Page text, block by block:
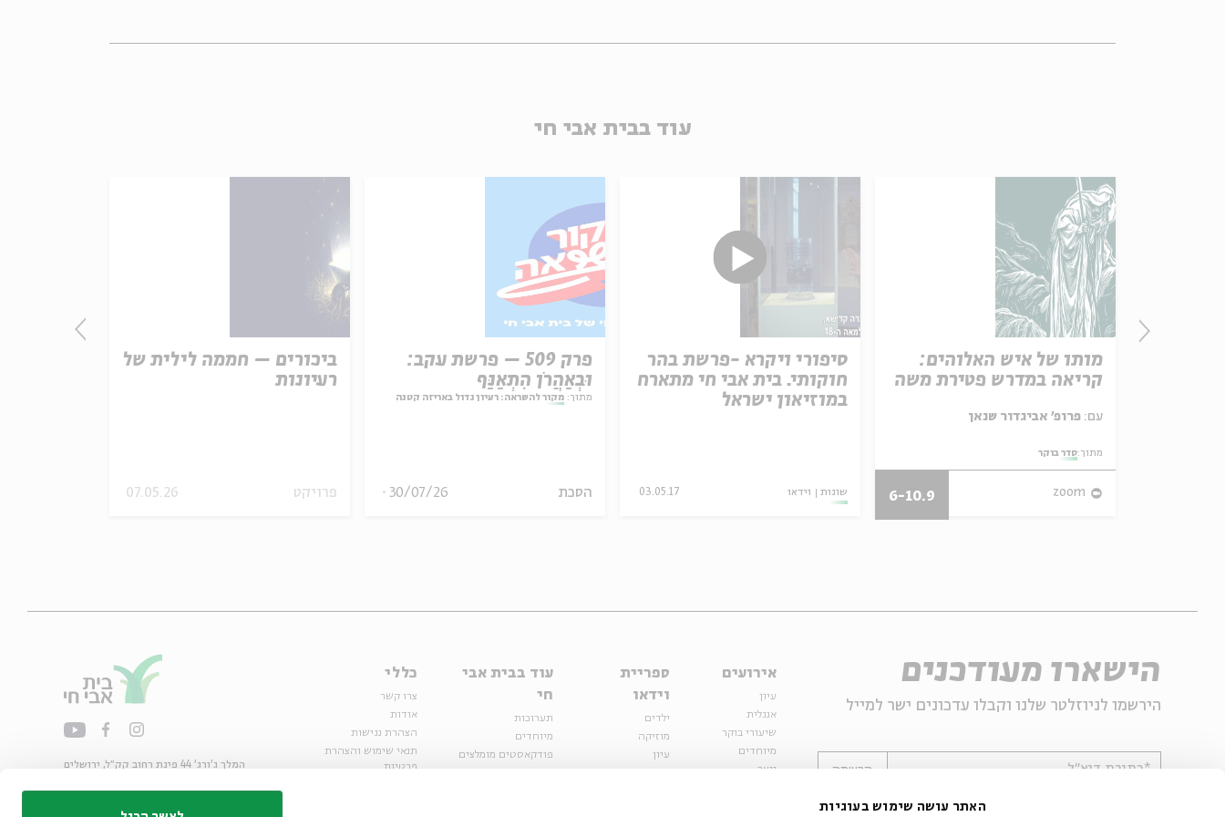
האתר עושה שימוש בעוגיות
עוד בבית אבי חי
ביכורים – חממה לילית של
רעיונות
פרויקט 07.05.26
פרק 509 – פרשת עקב:
וּבְאַהֲרֹן הִתְאַנַּף
מתוך: מקור להשראה: רעיון גדול באריזה קטנה
הסכת 30/07/26
סיפורי ויקרא -פרשת בהר
חוקותי. בית אבי חי מתארח
במוזיאון ישראל
שונות וידאו 03.05.17
מותו של איש האלוהים:
קריאה במדרש פטירת משה
עם:
מתוך:סדר בוקר
zoom
6-10.9
הישארו מעודכנים
הירשמו לניוזלטר שלנו וקבלו עדכונים ישר למייל
*כתובת דוא"ל הרשמה
אירועים
עיון
אנגלית
שיעורי בוקר
מיוחדים
נוער
ספריית
וידאו
ילדים
מוזיקה
עיון
עוד בבית אבי
חי
תערוכות
מיוחדים
פודקאסטים מומלצים
כללי
צרו קשר
אודות
הצהרת נגישות
תנאי שימוש והצהרת
פרטיות
המלך ג'ורג' 44 פינת רחוב קק״ל, ירושלים